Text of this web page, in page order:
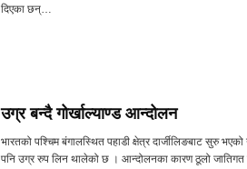
दिएका छन्…
उग्र बन्दै गोर्खाल्याण्ड आन्दोलन
भारतको पश्चिम बंगालस्थित पहाडी क्षेत्र दार्जीलिङबाट सुरु
पनि उग्र रुप लिन थालेको छ । आन्दोलनका कारण ठूलो